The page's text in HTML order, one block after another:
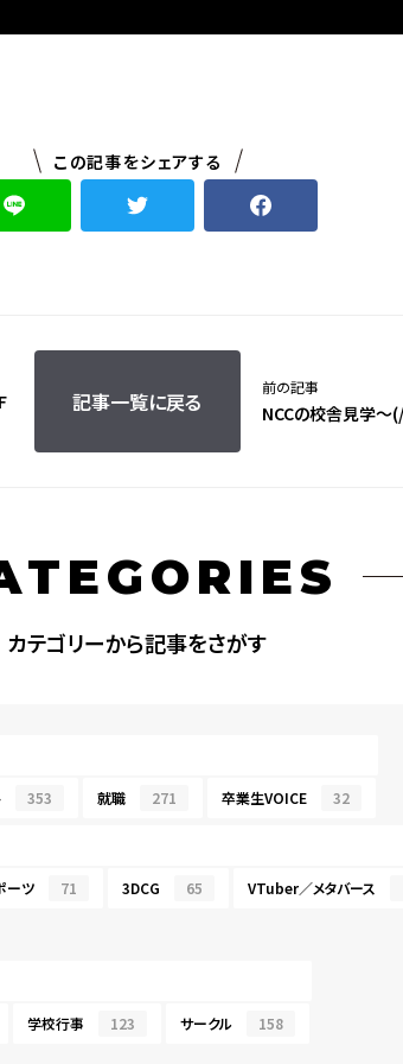
この記事をシェアする
記事一覧に戻る
前の記事
NCCの校舎見学～(/
カテゴリーから記事をさがす
353 就職 271 卒業生VOICE 32
ーツ 71 3DCG 65 VTuber／メタバース
学校行事 123 サークル 158